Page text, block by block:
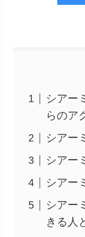
シアー
らのア
シアー
シアー
シアー
シアー
きる人